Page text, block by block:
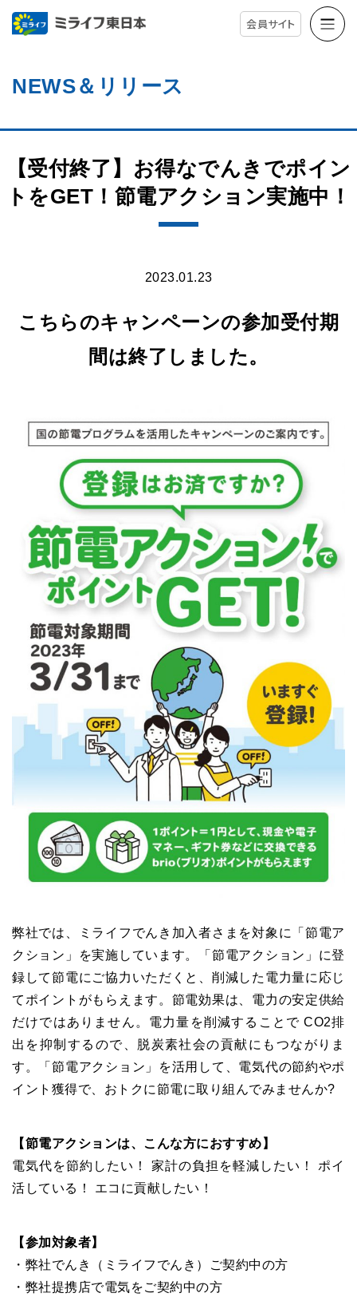
会員サイト
NEWS＆リリース
【受付終了】お得なでんきでポイン
トをGET！節電アクション実施中！
2023.01.23
こちらのキャンペーンの参加受付期
間は終了しました。
弊社では、ミライフでんき加入者さまを対象に「節電ア
クション」を実施しています。「節電アクション」に登
録して節電にご協力いただくと、削減した電力量に応じ
てポイントがもらえます。節電効果は、電力の安定供給
だけではありません。電力量を削減することで CO2排
出を抑制するので、脱炭素社会の貢献にもつながりま
す。「節電アクション」を活用して、電気代の節約やポ
イント獲得で、おトクに節電に取り組んでみませんか?
【節電アクションは、こんな方におすすめ】
電気代を節約したい！ 家計の負担を軽減したい！ ポイ
活している！ エコに貢献したい！
【参加対象者】
・弊社でんき（ミライフでんき）ご契約中の方
・弊社提携店で電気をご契約中の方